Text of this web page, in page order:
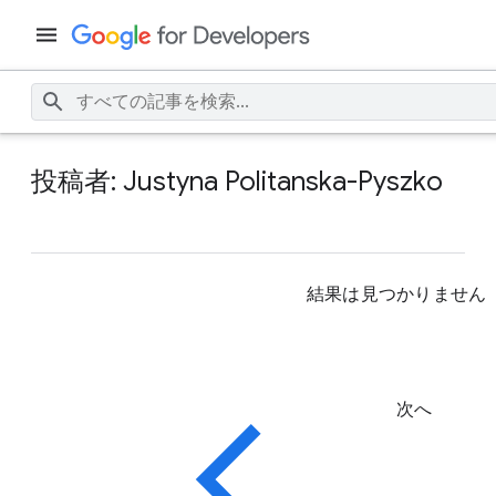
投稿者: Justyna Politanska-Pyszko
結果は見つかりません
次へ